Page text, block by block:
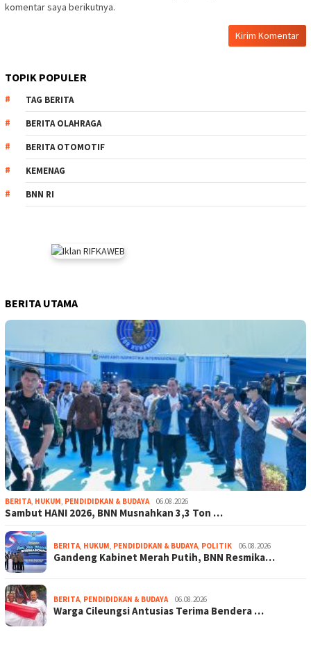
komentar saya berikutnya.
TOPIK POPULER
TAG BERITA
BERITA OLAHRAGA
BERITA OTOMOTIF
KEMENAG
BNN RI
BERITA UTAMA
BERITA, HUKUM, PENDIDIDKAN & BUDAYA 06.08.2026
Sambut HANI 2026, BNN Musnahkan 3,3 Ton …
BERITA, HUKUM, PENDIDIDKAN & BUDAYA, POLITIK 06.08.2026
Gandeng Kabinet Merah Putih, BNN Resmika…
BERITA, PENDIDIDKAN & BUDAYA 06.08.2026
Warga Cileungsi Antusias Terima Bendera …